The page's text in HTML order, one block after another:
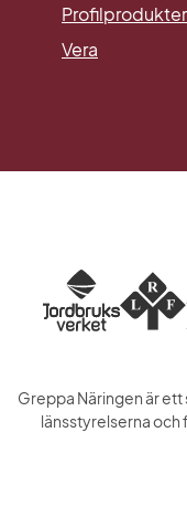
Profilprodukter
Vera
Greppa Näringen är
länsstyrelserna och